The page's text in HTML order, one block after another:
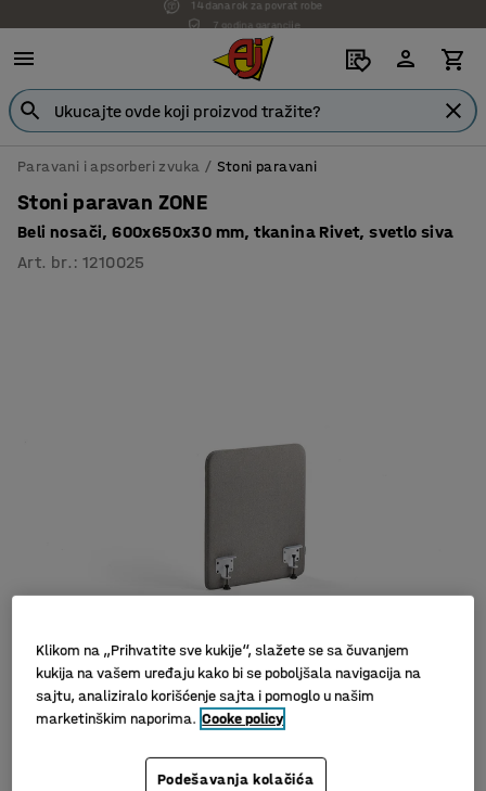
7 godina garancije
Paravani i apsorberi zvuka Stoni paravani
Stoni paravan ZONE
Beli nosači, 600x650x30 mm, tkanina Rivet, svetlo siva
Art. br. :1210025
Klikom na „Prihvatite sve kukije“, slažete se sa čuvanjem
kukija na vašem uređaju kako bi se poboljšala navigacija na
sajtu, analiziralo korišćenje sajta i pomoglo u našim
marketinškim naporima. Cooke policy
Podešavanja kolačića